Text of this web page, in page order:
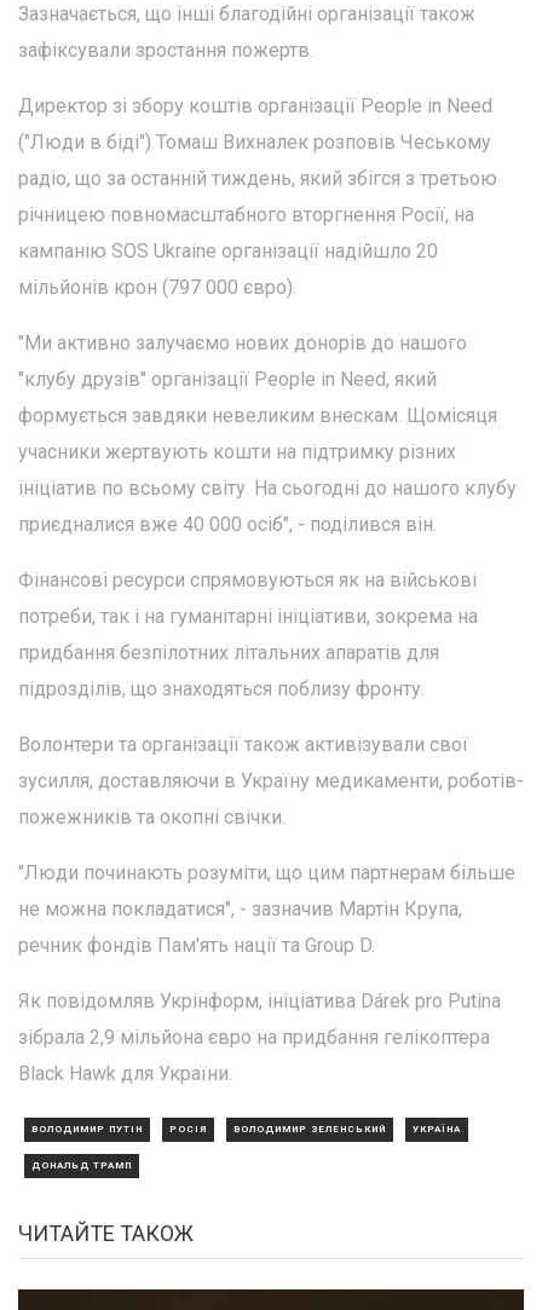
Зазначається, що інші благодійні організації також
зафіксували зростання пожертв.
Директор зі збору коштів організації People in Need
("Люди в біді") Томаш Вихналек розповів Чеському
радіо, що за останній тиждень, який збігся з третьою
річницею повномасштабного вторгнення Росії, на
кампанію SOS Ukraine організації надійшло 20
мільйонів крон (797 000 євро).
"Ми активно залучаємо нових донорів до нашого
"клубу друзів" організації People in Need, який
формується завдяки невеликим внескам. Щомісяця
учасники жертвують кошти на підтримку різних
ініціатив по всьому світу. На сьогодні до нашого клубу
приєдналися вже 40 000 осіб", - поділився він.
Фінансові ресурси спрямовуються як на військові
потреби, так і на гуманітарні ініціативи, зокрема на
придбання безпілотних літальних апаратів для
підрозділів, що знаходяться поблизу фронту.
Волонтери та організації також активізували свої
зусилля, доставляючи в Україну медикаменти, роботів-
пожежників та окопні свічки.
"Люди починають розуміти, що цим партнерам більше
не можна покладатися", - зазначив Мартін Крупа,
речник фондів Пам'ять нації та Group D.
Як повідомляв Укрінформ, ініціатива Dárek pro Putina
зібрала 2,9 мільйона євро на придбання гелікоптера
Black Hawk для України.
ВОЛОДИМИР ПУТІН РОСІЯ ВОЛОДИМИР ЗЕЛЕНСЬКИЙ УКРАЇНА
ДОНАЛЬД ТРАМП
ЧИТАЙТЕ ТАКОЖ